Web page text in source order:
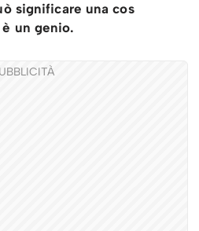
significare una cos
un genio.